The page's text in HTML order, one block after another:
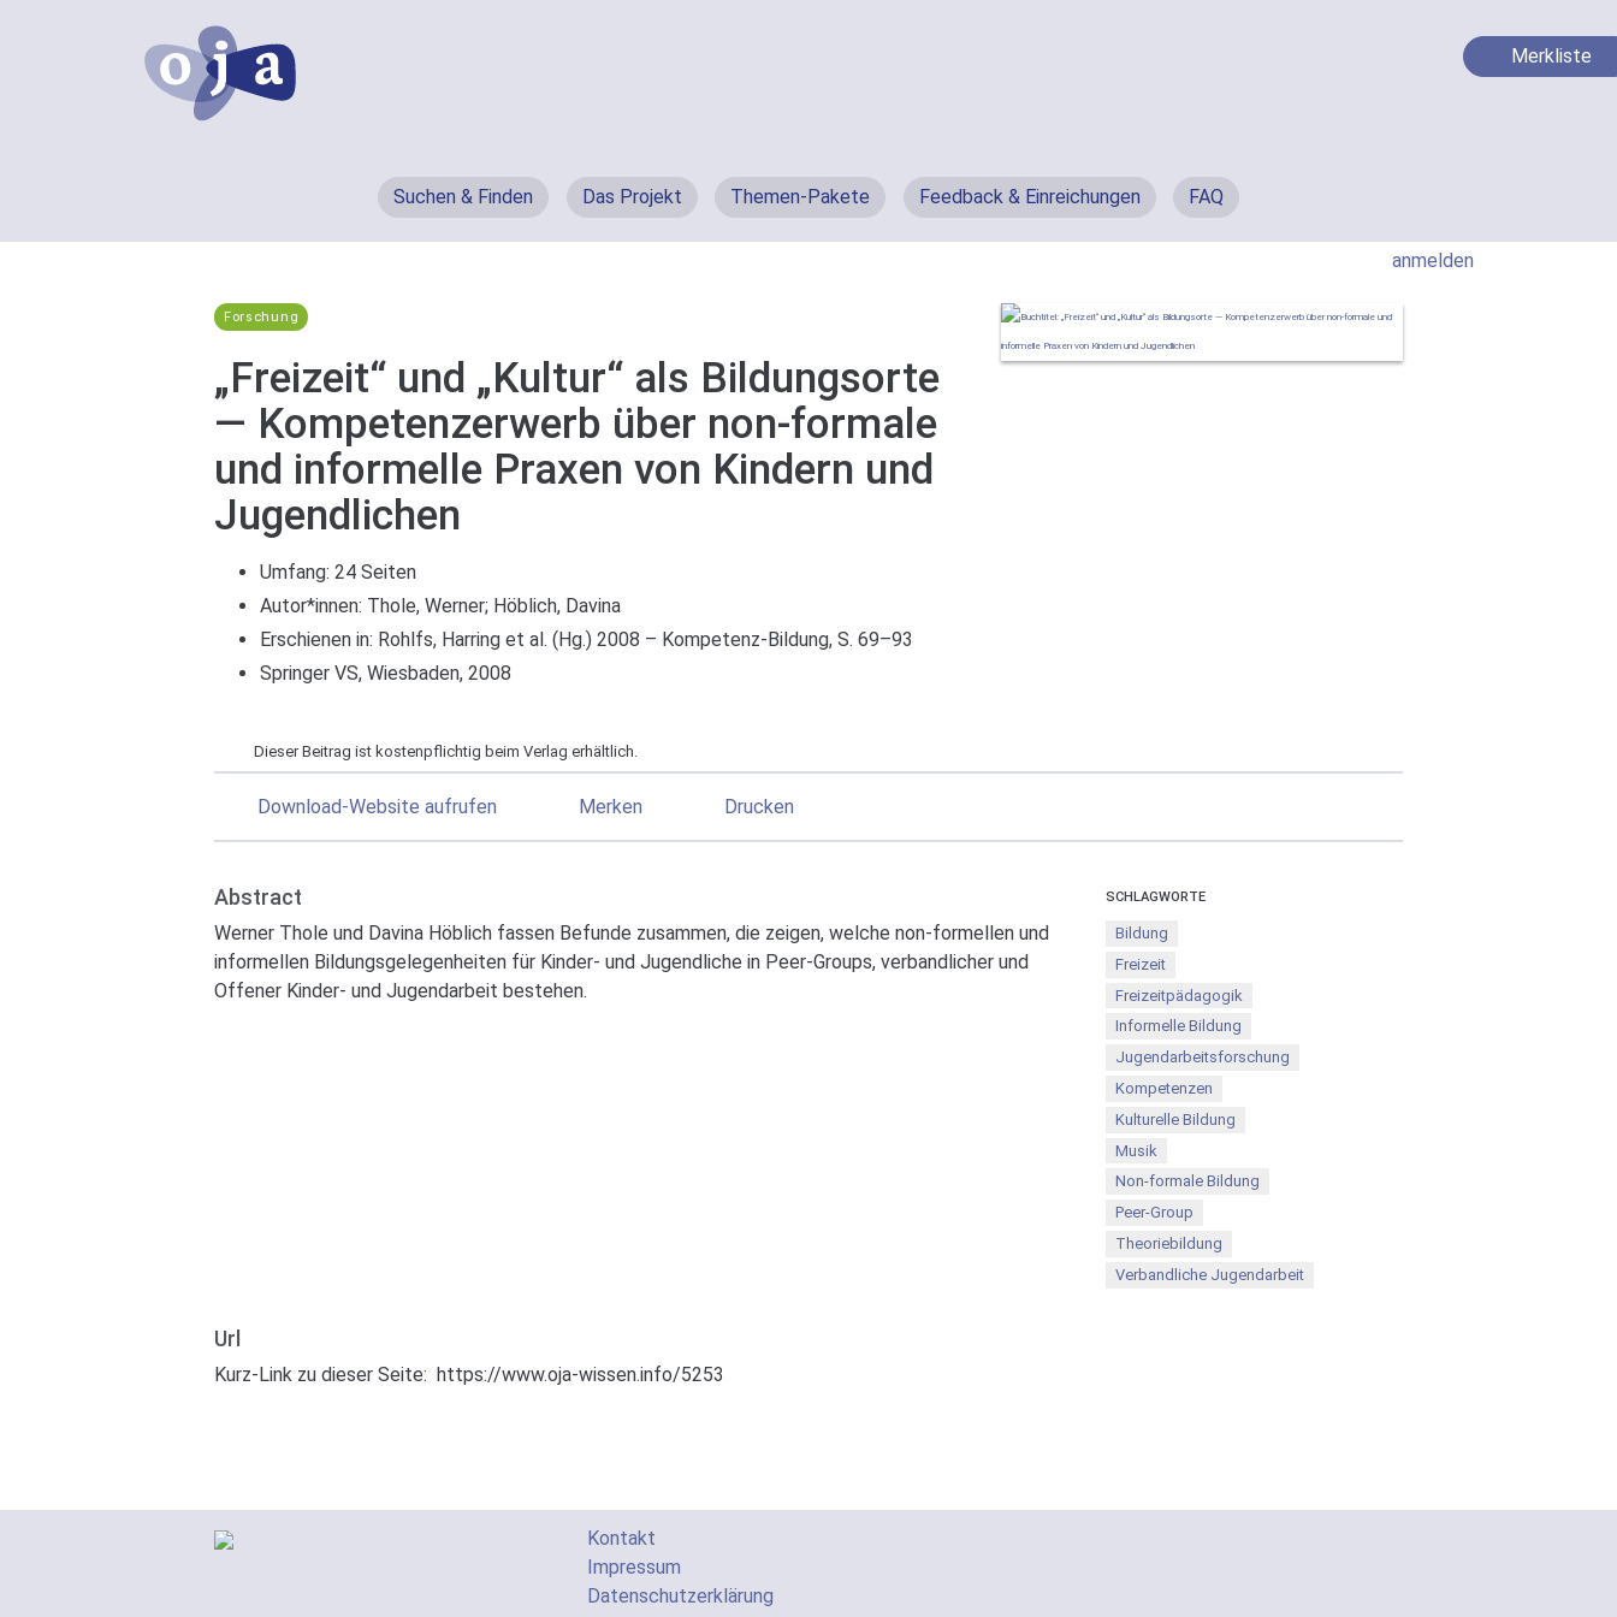
Suchen & Finden Das Projekt Themen-Pakete Feedback & Einreichungen FAQ
Merkliste
anmelden
Forschung
„Freizeit“ und „Kultur“ als Bildungsorte
— Kompetenzerwerb über non-formale
und informelle Praxen von Kindern und
Jugendlichen
Umfang: 24 Seiten
Autor*innen: Thole, Werner; Höblich, Davina
Erschienen in: Rohlfs, Harring et al. (Hg.) 2008 – Kompetenz-Bildung, S. 69–93
Springer VS, Wiesbaden, 2008
Dieser Beitrag ist kostenpflichtig beim Verlag erhältlich.
Download-Website aufrufen Merken Drucken
Abstract
Werner Thole und Davina Höblich fassen Befunde zusammen, die zeigen, welche non-formellen und
informellen Bildungsgelegenheiten für Kinder- und Jugendliche in Peer-Groups, verbandlicher und
Offener Kinder- und Jugendarbeit bestehen.
SCHLAGWORTE
Bildung
Freizeit
Freizeitpädagogik
Informelle Bildung
Jugendarbeitsforschung
Kompetenzen
Kulturelle Bildung
Musik
Non-formale Bildung
Peer-Group
Theoriebildung
Verbandliche Jugendarbeit
Url
Kurz-Link zu dieser Seite: https://www.oja-wissen.info/5253
Kontakt
Impressum
Datenschutzerklärung